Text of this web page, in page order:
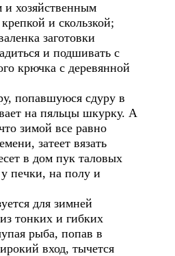
и хозяйственным
и скользкой;
заготовки
и подшивать с
крючка с деревянной
попавшуюся сдуру в
на пяльцы шкурку. А
зимой все равно
затеет вязать
в дом пук таловых
печки, на полу и
для зимней
тонких и гибких
рыба, попав в
вход, тычется